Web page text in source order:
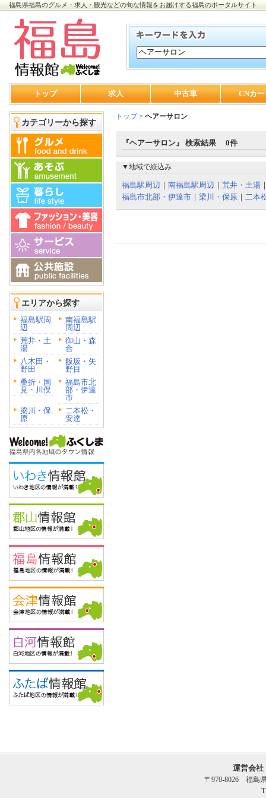
福島県福島のグルメ・求人・観光などの旬な情報をお届けする福島のポータルサイト
トップ 求人 中古車 CNカ
カテゴリーから探す
エリアから探す
福島駅周
辺
南福島駅
周辺
荒井・土
湯
御山・森
合
八木田・
野田
飯坂・矢
野目
桑折・国
見・川俣
福島市北
部・伊達
市
梁川・保
原
二本松・
安達
トップ> ヘアーサロン
『ヘアーサロン』 検索結果 0件
▼地域で絞込み
福島駅周辺 ｜ 南福島駅周辺 ｜ 荒井・土湯
福島市北部・伊達市 ｜ 梁川・保原 ｜ 二本
運営会
〒970-8026 福島